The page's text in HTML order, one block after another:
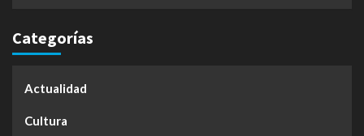
Categorías
Actualidad
Cultura